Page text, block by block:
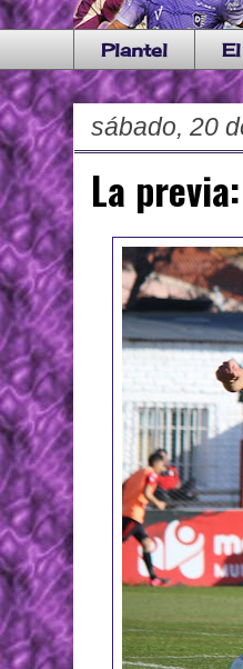
Plantel
sábado, 20
La